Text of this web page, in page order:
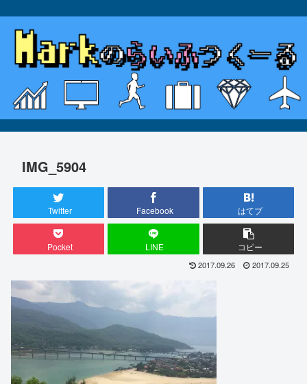
IMG_5904
Twitter Facebook はてブ
Pocket LINE コピー
2017.09.26 2017.09.25